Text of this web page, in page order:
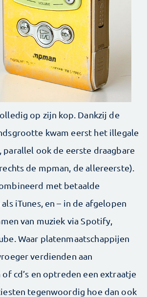
op zijn kop. Dankzij de
kwam eerst het illegale
parallel ook de eerste draagbare
de mpman, de allereerste).
met betaalde
iTunes, en – in de afgelopen
van muziek via Spotify,
Waar platenmaatschappijen
verdienden aan
cd’s en optreden een extraatje
tegenwoordig hoe dan ook